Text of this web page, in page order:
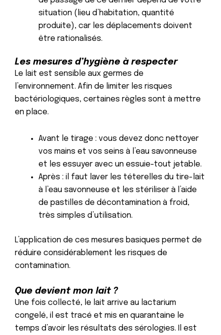
situation (lieu d’habitation, quantité
produite), car les déplacements doivent
être rationalisés.
Les mesures d’hygiène à respecter
Le lait est sensible aux germes de
l’environnement. Afin de limiter les risques
bactériologiques, certaines règles sont à mettre
en place.
Avant le tirage : vous devez donc nettoyer
vos mains et vos seins à l’eau savonneuse
et les essuyer avec un essuie-tout jetable.
Après : il faut laver les téterelles du tire-lait
à l’eau savonneuse et les stériliser à l’aide
de pastilles de décontamination à froid,
très simples d’utilisation.
L’application de ces mesures basiques permet de
réduire considérablement les risques de
contamination.
Que devient mon lait ?
Une fois collecté, le lait arrive au lactarium
congelé, il est tracé et mis en quarantaine le
temps d’avoir les résultats des sérologies. Il est